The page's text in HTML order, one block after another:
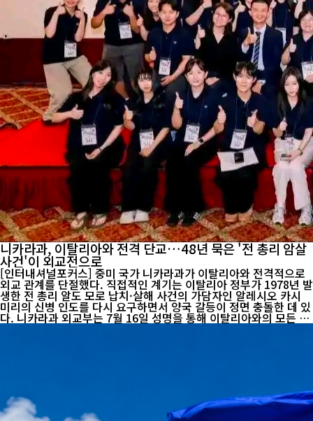
니카라과, 이탈리아와 전격 단교…48년 묵은 '전 총리 암살
사건'이 외교전으로
[인터내셔널포커스] 중미 국가 니카라과가 이탈리아와 전격적으로
외교 관계를 단절했다. 직접적인 계기는 이탈리아 정부가 1978년 발
생한 전 총리 알도 모로 납치·살해 사건의 가담자인 알레시오 카시
미리의 신병 인도를 다시 요구하면서 양국 갈등이 정면 충돌한 데 있
다. 니카라과 외교부는 7월 16일 성명을 통해 이탈리아와의 모든 외
교 관계를 종료한다고 발표했다. 성명은 이탈리아 정부가 니카라과
고 있다고 비판했다. 니카라과는 이를 "공격적이고 무책임한 발
언"이...